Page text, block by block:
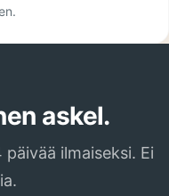
askel.
ilmaiseksi. Ei